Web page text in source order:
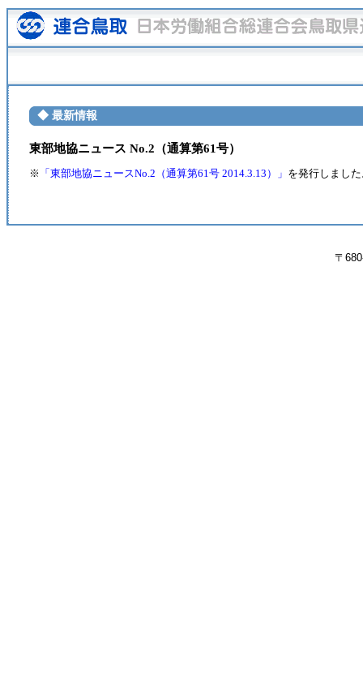
◆ 最新情報
東部地協ニュース No.2（通算第61号）
※ 「東部地協ニュースNo.2（通算第61号 2014.3.13 ）」 を発行しまし
〒